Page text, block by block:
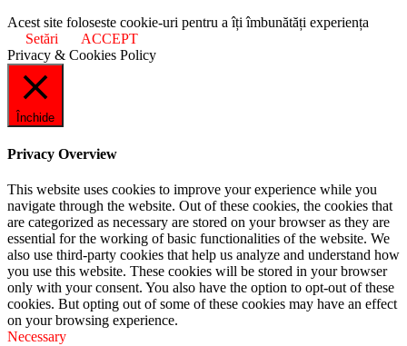
Acest site foloseste cookie-uri pentru a îți îmbunătăți experiența
Setări
ACCEPT
Privacy & Cookies Policy
Închide
Privacy Overview
This website uses cookies to improve your experience while you
navigate through the website. Out of these cookies, the cookies that
are categorized as necessary are stored on your browser as they are
essential for the working of basic functionalities of the website. We
also use third-party cookies that help us analyze and understand how
you use this website. These cookies will be stored in your browser
only with your consent. You also have the option to opt-out of these
cookies. But opting out of some of these cookies may have an effect
on your browsing experience.
Necessary